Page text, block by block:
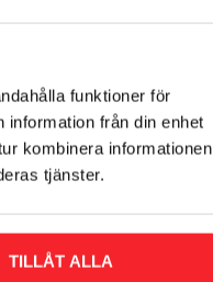
funktioner för
från din enhet
kombinera informationen
tjänster.
TILLÅT ALLA